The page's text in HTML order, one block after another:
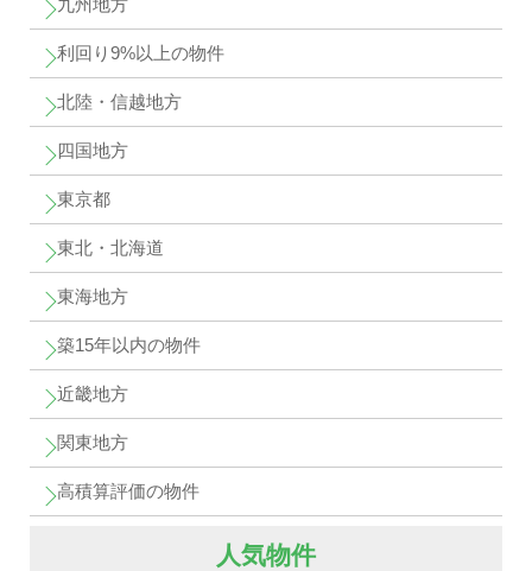
九州地方
利回り9%以上の物件
北陸・信越地方
四国地方
東京都
東北・北海道
東海地方
築15年以内の物件
近畿地方
関東地方
高積算評価の物件
人気物件